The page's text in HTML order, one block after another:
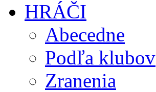
HRÁČI
Abecedne
Podľa klubov
Zranenia